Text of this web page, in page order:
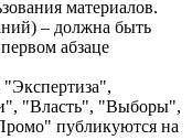
материалов.
– должна быть
абзаце
"Власть", "Выборы",
публикуются на